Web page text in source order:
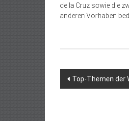
de la Cruz sowie die
anderen Vorhaben
Top-Themen der